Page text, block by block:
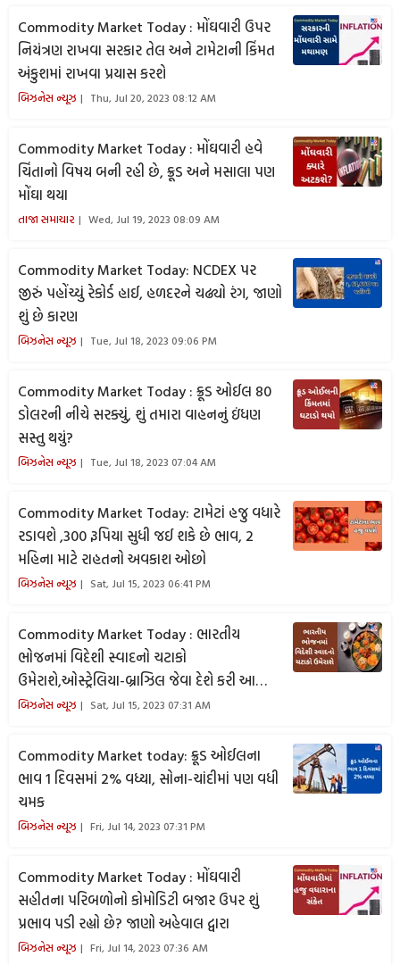
Commodity Market Today : મોંઘવારી ઉપર
નિયંત્રણ રાખવા સરકાર તેલ અને ટામેટાની કિંમત
અંકુશમાં રાખવા પ્રયાસ કરશે
બિઝનેસ ન્યૂઝ Thu, Jul 20, 2023 08:12 AM
Commodity Market Today : મોંઘવારી હવે
ચિંતાનો વિષય બની રહી છે, ક્રૂડ અને મસાલા પણ
મોંઘા થયા
તાજા સમાચાર Wed, Jul 19, 2023 08:09 AM
Commodity Market Today: NCDEX પર
જીરું પહોંચ્યું રેકોર્ડ હાઈ, હળદરને ચઢ્યો રંગ, જાણો
શું છે કારણ
બિઝનેસ ન્યૂઝ Tue, Jul 18, 2023 09:06 PM
Commodity Market Today : ક્રૂડ ઓઈલ 80
ડોલરની નીચે સરક્યું, શું તમારા વાહનનું ઇંધણ
સસ્તુ થયું?
બિઝનેસ ન્યૂઝ Tue, Jul 18, 2023 07:04 AM
Commodity Market Today: ટામેટાં હજુ વધારે
રડાવશે ,300 રૂપિયા સુધી જઈ શકે છે ભાવ, 2
મહિના માટે રાહતનો અવકાશ ઓછો
બિઝનેસ ન્યૂઝ Sat, Jul 15, 2023 06:41 PM
Commodity Market Today : ભારતીય
ભોજનમાં વિદેશી સ્વાદનો ચટાકો
ઉમેરાશે,ઓસ્ટ્રેલિયા-બ્રાઝિલ જેવા દેશે કરી આ
પહેલ
બિઝનેસ ન્યૂઝ Sat, Jul 15, 2023 07:31 AM
Commodity Market today: ક્રૂડ ઓઈલના
ભાવ 1 દિવસમાં 2% વધ્યા, સોના-ચાંદીમાં પણ વધી
ચમક
બિઝનેસ ન્યૂઝ Fri, Jul 14, 2023 07:31 PM
Commodity Market Today : મોંઘવારી
સહીતના પરિબળોનો કોમોડિટી બજાર ઉપર શું
પ્રભાવ પડી રહ્યો છે? જાણો અહેવાલ દ્વારા
બિઝનેસ ન્યૂઝ Fri, Jul 14, 2023 07:36 AM